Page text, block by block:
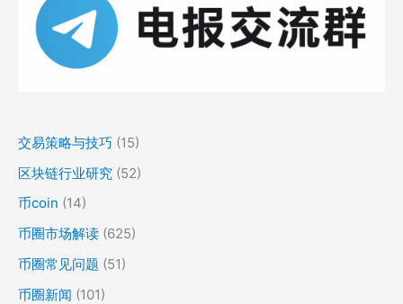
交易策略与技巧 (15)
区块链行业研究 (52)
币coin (14)
币圈市场解读 (625)
币圈常见问题 (51)
币圈新闻 (101)